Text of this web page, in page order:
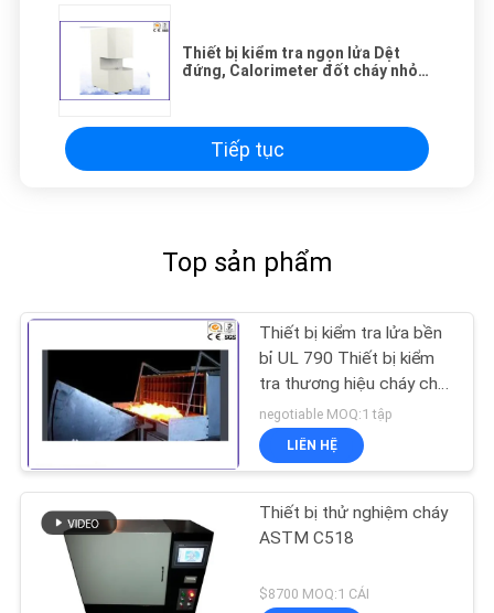
Thiết bị kiểm tra ngọn lửa Dệt
đứng, Calorimeter đốt cháy nhỏ
Tiếp tục
Top sản phẩm
Thiết bị kiểm tra lửa bền
bỉ UL 790 Thiết bị kiểm
tra thương hiệu cháy cho
việc lan truyền năng
lượng mặt trời
negotiable MOQ:1 tập
LIÊN HỆ
Thiết bị thử nghiệm cháy
ASTM C518
$8700 MOQ:1 CÁI